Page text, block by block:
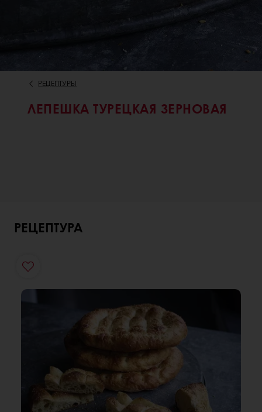
РЕЦЕПТУРЫ
ЛЕПЕШКА ТУРЕЦКАЯ ЗЕРНОВАЯ
РЕЦЕПТУРА